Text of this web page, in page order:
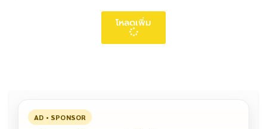
โหลดเพิ่ม
AD • SPONSOR